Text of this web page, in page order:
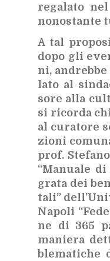
re­ga­la­to
no­no­stan­te
A tal
dopo gli
ni,
la­to al
so­re alla
si ri­cor­da
al cu­ra­to­re
zio­ni
prof.
“Ma­nua­le
gra­ta dei
ta­li”
Na­po­li
ne di 365
ma­nie­ra
ble­ma­ti­che